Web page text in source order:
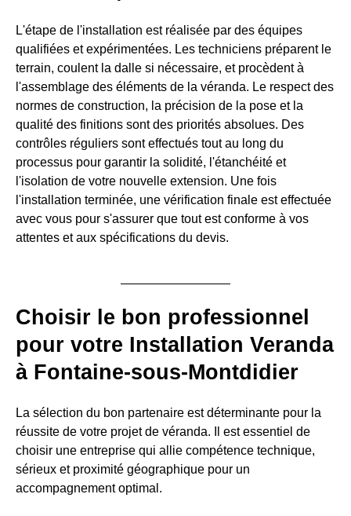
L'étape de l'installation est réalisée par des équipes
qualifiées et expérimentées. Les techniciens préparent le
terrain, coulent la dalle si nécessaire, et procèdent à
l'assemblage des éléments de la véranda. Le respect des
normes de construction, la précision de la pose et la
qualité des finitions sont des priorités absolues. Des
contrôles réguliers sont effectués tout au long du
processus pour garantir la solidité, l'étanchéité et
l'isolation de votre nouvelle extension. Une fois
l'installation terminée, une vérification finale est effectuée
avec vous pour s'assurer que tout est conforme à vos
attentes et aux spécifications du devis.
Choisir le bon professionnel
pour votre Installation Veranda
à Fontaine-sous-Montdidier
La sélection du bon partenaire est déterminante pour la
réussite de votre projet de véranda. Il est essentiel de
choisir une entreprise qui allie compétence technique,
sérieux et proximité géographique pour un
accompagnement optimal.